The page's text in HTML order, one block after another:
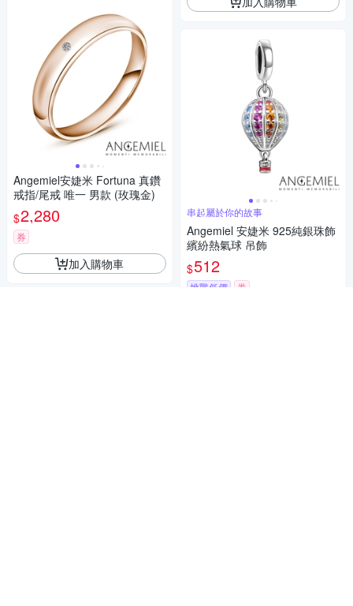
Angemiel安婕米 Fortuna 真鑽
戒指/尾戒 唯一 男款 (玫瑰金)
$2,280
券
加入購物車
串起屬於你的故事
Angemiel 安婕米 925純銀珠飾
繽紛熱氣球 吊飾
$512
挑戰低價 券